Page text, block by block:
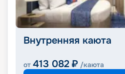
Внутренняя каюта
от 413 082 ₽ /каюта